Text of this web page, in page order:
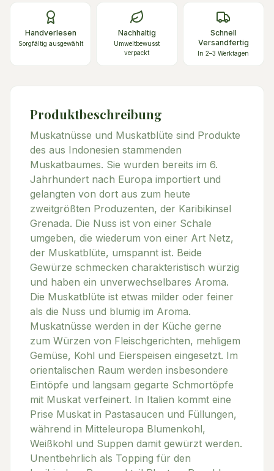
Handverlesen
Sorgfältig ausgewählt
Nachhaltig
Umweltbewusst
verpackt
Schnell
Versandfertig
In 2–3 Werktagen
Produktbeschreibung
Muskatnüsse und Muskatblüte sind Produkte
des aus Indonesien stammenden
Muskatbaumes. Sie wurden bereits im 6.
Jahrhundert nach Europa importiert und
gelangten von dort aus zum heute
zweitgrößten Produzenten, der Karibikinsel
Grenada. Die Nuss ist von einer Schale
umgeben, die wiederum von einer Art Netz,
der Muskatblüte, umspannt ist. Beide
Gewürze schmecken charakteristisch würzig
und haben ein unverwechselbares Aroma.
Die Muskatblüte ist etwas milder oder feiner
als die Nuss und blumig im Aroma.
Muskatnüsse werden in der Küche gerne
zum Würzen von Fleischgerichten, mehligem
Gemüse, Kohl und Eierspeisen eingesetzt. Im
orientalischen Raum werden insbesondere
Eintöpfe und langsam gegarte Schmortöpfe
mit Muskat verfeinert. In Italien kommt eine
Prise Muskat in Pastasaucen und Füllungen,
während in Mitteleuropa Blumenkohl,
Weißkohl und Suppen damit gewürzt werden.
Unentbehrlich als Topping für den